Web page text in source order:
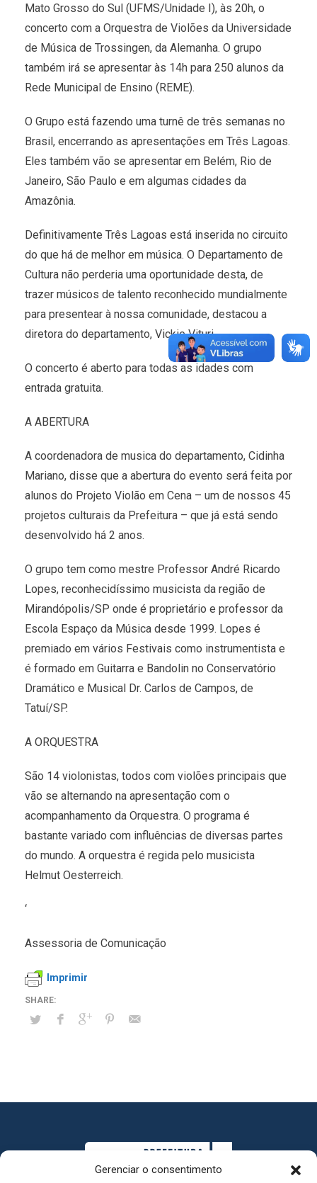
Gerenciar o consentimento
Mato Grosso do Sul (UFMS/Unidade I), às 20h, o
concerto com a Orquestra de Violões da Universidade
de Música de Trossingen, da Alemanha. O grupo
também irá se apresentar às 14h para 250 alunos da
Rede Municipal de Ensino (REME).
O Grupo está fazendo uma turnê de três semanas no
Brasil, encerrando as apresentações em Três Lagoas.
Eles também vão se apresentar em Belém, Rio de
Janeiro, São Paulo e em algumas cidades da
Amazônia.
Definitivamente Três Lagoas está inserida no circuito
do que há de melhor em música. O Departamento de
Cultura não perderia uma oportunidade desta, de
trazer músicos de talento reconhecido mundialmente
para presentear à nossa comunidade, destacou a
diretora do departamento, Vickie Vituri.
O concerto é aberto para todas as idades com
entrada gratuita.
A ABERTURA
A coordenadora de musica do departamento, Cidinha
Mariano, disse que a abertura do evento será feita por
alunos do Projeto Violão em Cena – um de nossos 45
projetos culturais da Prefeitura – que já está sendo
desenvolvido há 2 anos.
O grupo tem como mestre Professor André Ricardo
Lopes, reconhecidíssimo musicista da região de
Mirandópolis/SP onde é proprietário e professor da
Escola Espaço da Música desde 1999. Lopes é
premiado em vários Festivais como instrumentista e
é formado em Guitarra e Bandolin no Conservatório
Dramático e Musical Dr. Carlos de Campos, de
Tatuí/SP.
A ORQUESTRA
São 14 violonistas, todos com violões principais que
vão se alternando na apresentação com o
acompanhamento da Orquestra. O programa é
bastante variado com influências de diversas partes
do mundo. A orquestra é regida pelo musicista
Helmut Oesterreich.
‘
Assessoria de Comunicação
Imprimir